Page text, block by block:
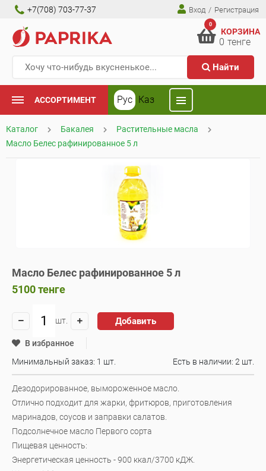
+7(708) 703-77-37 Вход / Регистрация
Найти
0
КОРЗИНА
0 тенге
АССОРТИМЕНТ Рус Каз
Каталог Бакалея
Растительные масла
Масло Белес рафинированное 5 л
Масло Белес рафинированное 5 л
5100тенге
шт. Добавить
В избранное
Минимальный заказ: 1 шт.
Есть в наличии: 2 шт.
Дезодорированное, вымороженное масло.
Отлично подходит для жарки, фритюров, приготовления
маринадов, соусов и заправки салатов.
Подсолнечное масло Первого сорта
Пищевая ценность:
Энергетическая ценность - 900 ккал/3700 кДЖ.